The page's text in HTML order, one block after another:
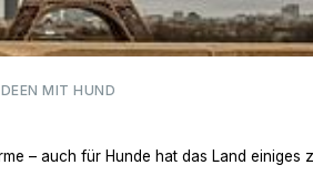
MIT HUND
– auch für Hunde hat das Land einiges